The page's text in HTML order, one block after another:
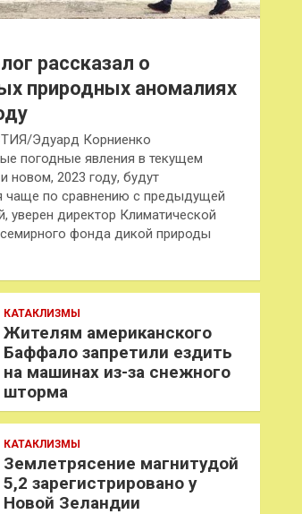
рассказал о
природных аномалиях
Эдуард Корниенко
погодные явления в текущем
новом, 2023 году, будут
чаще по сравнению с предыдущей
уверен директор Климатической
фонда дикой природы
КАТАКЛИЗМЫ
Жителям американского
Баффало запретили ездить
на машинах из-за снежного
шторма
КАТАКЛИЗМЫ
Землетрясение магнитудой
5,2 зарегистрировано у
Новой Зеландии